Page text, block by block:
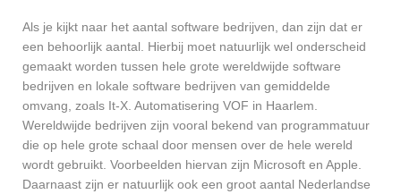
Als je kijkt naar het aantal software bedrijven, dan zijn dat er
een behoorlijk aantal. Hierbij moet natuurlijk wel onderscheid
gemaakt worden tussen hele grote wereldwijde software
bedrijven en lokale software bedrijven van gemiddelde
omvang, zoals It-X. Automatisering VOF in Haarlem.
Wereldwijde bedrijven zijn vooral bekend van programmatuur
die op hele grote schaal door mensen over de hele wereld
wordt gebruikt. Voorbeelden hiervan zijn Microsoft en Apple.
Daarnaast zijn er natuurlijk ook een groot aantal Nederlandse